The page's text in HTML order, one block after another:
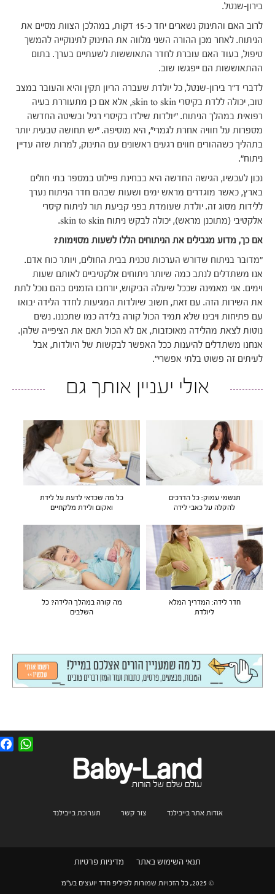
בירון-שנטל.
לרוב האם והתינוק נשארים יחד כ-15 דקות, במהלכן הצוות מסיים את
הניתוח. לאחר מכן ההורה השני מלווה את התינוק לתינוקייה להמשך
טיפול, בעוד האם עוברת לחדר התאוששות לשעתיים בערך. בתום
ההתאוששות הם ייפגשו שוב.
לדברי ד"ר בירון-שנטל, כל יולדת שעברה הריון תקין והיא והעובר במצב
טוב, יכולה ללדת בקיסרי skin to skin, אלא אם כן מתעוררת בעיה
רפואית במהלך הניתוח. "יולדות שילדו בקיסרי רגיל ובשיטה החדשה
מספרות על חוויה אחרת לגמרי", היא מוסיפה. "יש תחושה טבעית יותר
בתהליך כשההורים חווים רגעים ראשונים עם התינוק, למרות שזה עדיין
ניתוח".
נכון לעכשיו, הגישה החדשה היא בבחינת פיילוט במספר בתי חולים
בארץ, כאשר מוגדרים מראש ימים ושעות שבהם חדר הניתוח נערך
ללידות מסוג זה. יולדת שעומדת בפני קביעת תור לניתוח קיסרי
אלקטיבי (מתוכנן מראש), יכולה לבקש ניתוח skin to skin.
אם כך, מדוע מגבילים את הניתוחים הללו לשעות מסוימות?
"מדובר בניתוח שדורש הערכות טכנית בבית החולים, ויותר כוח אדם.
אנו משתדלים לנתב כמה שיותר ניתוחים אלקטיביים לאותם שעות
וימים. אני מאמינה שככל שיעלה הביקוש, יורחבו הזמנים בהם נוכל לתת
את השירות הזה. עם זאת, חשוב שיולדות המגיעות לחדר הלידה יבואו
עם פתיחות ויבינו שלא תמיד הכול קורה בלידה כמו שתכננו. נשים
נוטות לצאת מהלידה מאוכזבות, אם לא הכול תאם את הציפייה שלהן.
אנחנו משתדלים להיענות ככל האפשר לבקשות של היולדות, אבל
לעיתים זה פשוט בלתי אפשרי".
אולי יעניין אותך גם
תנשמי עמוק: כל הדרכים
להקלה על כאבי לידה
כל מה שכדאי לדעת על לידת
ואקום ולידת מלקחיים
חדר לידה: המדריך המלא
ליולדת
מה קורה במהלך הלידה? כל
השלבים
אודות אתר בייבילנד צור קשר תערוכת בייבילנד
תנאי השימוש באתר מדיניות פרטיות
© 2025, כל הזכויות שמורות לפיליפ חדד יועצים בע"מ
F
a
W
h